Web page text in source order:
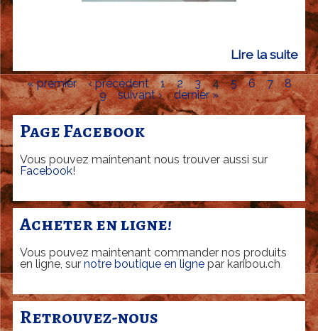
p
o
i
d
u
p
o
c
-
m
i
é
Lire la suite d
e
D
é
c
o
u
p
e
d
é
n
o
m
P
a
g
e
s
« premier ‹ précédent 1 2 3 4 5 6 7
8
9
suivant › dernier »
Page Facebook
Vous pouvez maintenant nous trouver aussi sur
Facebook!
Acheter en ligne!
Vous pouvez maintenant commander nos produits
en ligne, sur notre boutique en lignepar karibou.ch
Retrouvez-nous